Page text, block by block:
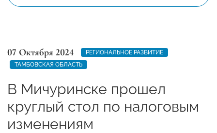
07 Октября 2024
РЕГИОНАЛЬНОЕ РАЗВИТИЕ
ТАМБОВСКАЯ ОБЛАСТЬ
В Мичуринске прошел
круглый стол по налоговым
изменениям